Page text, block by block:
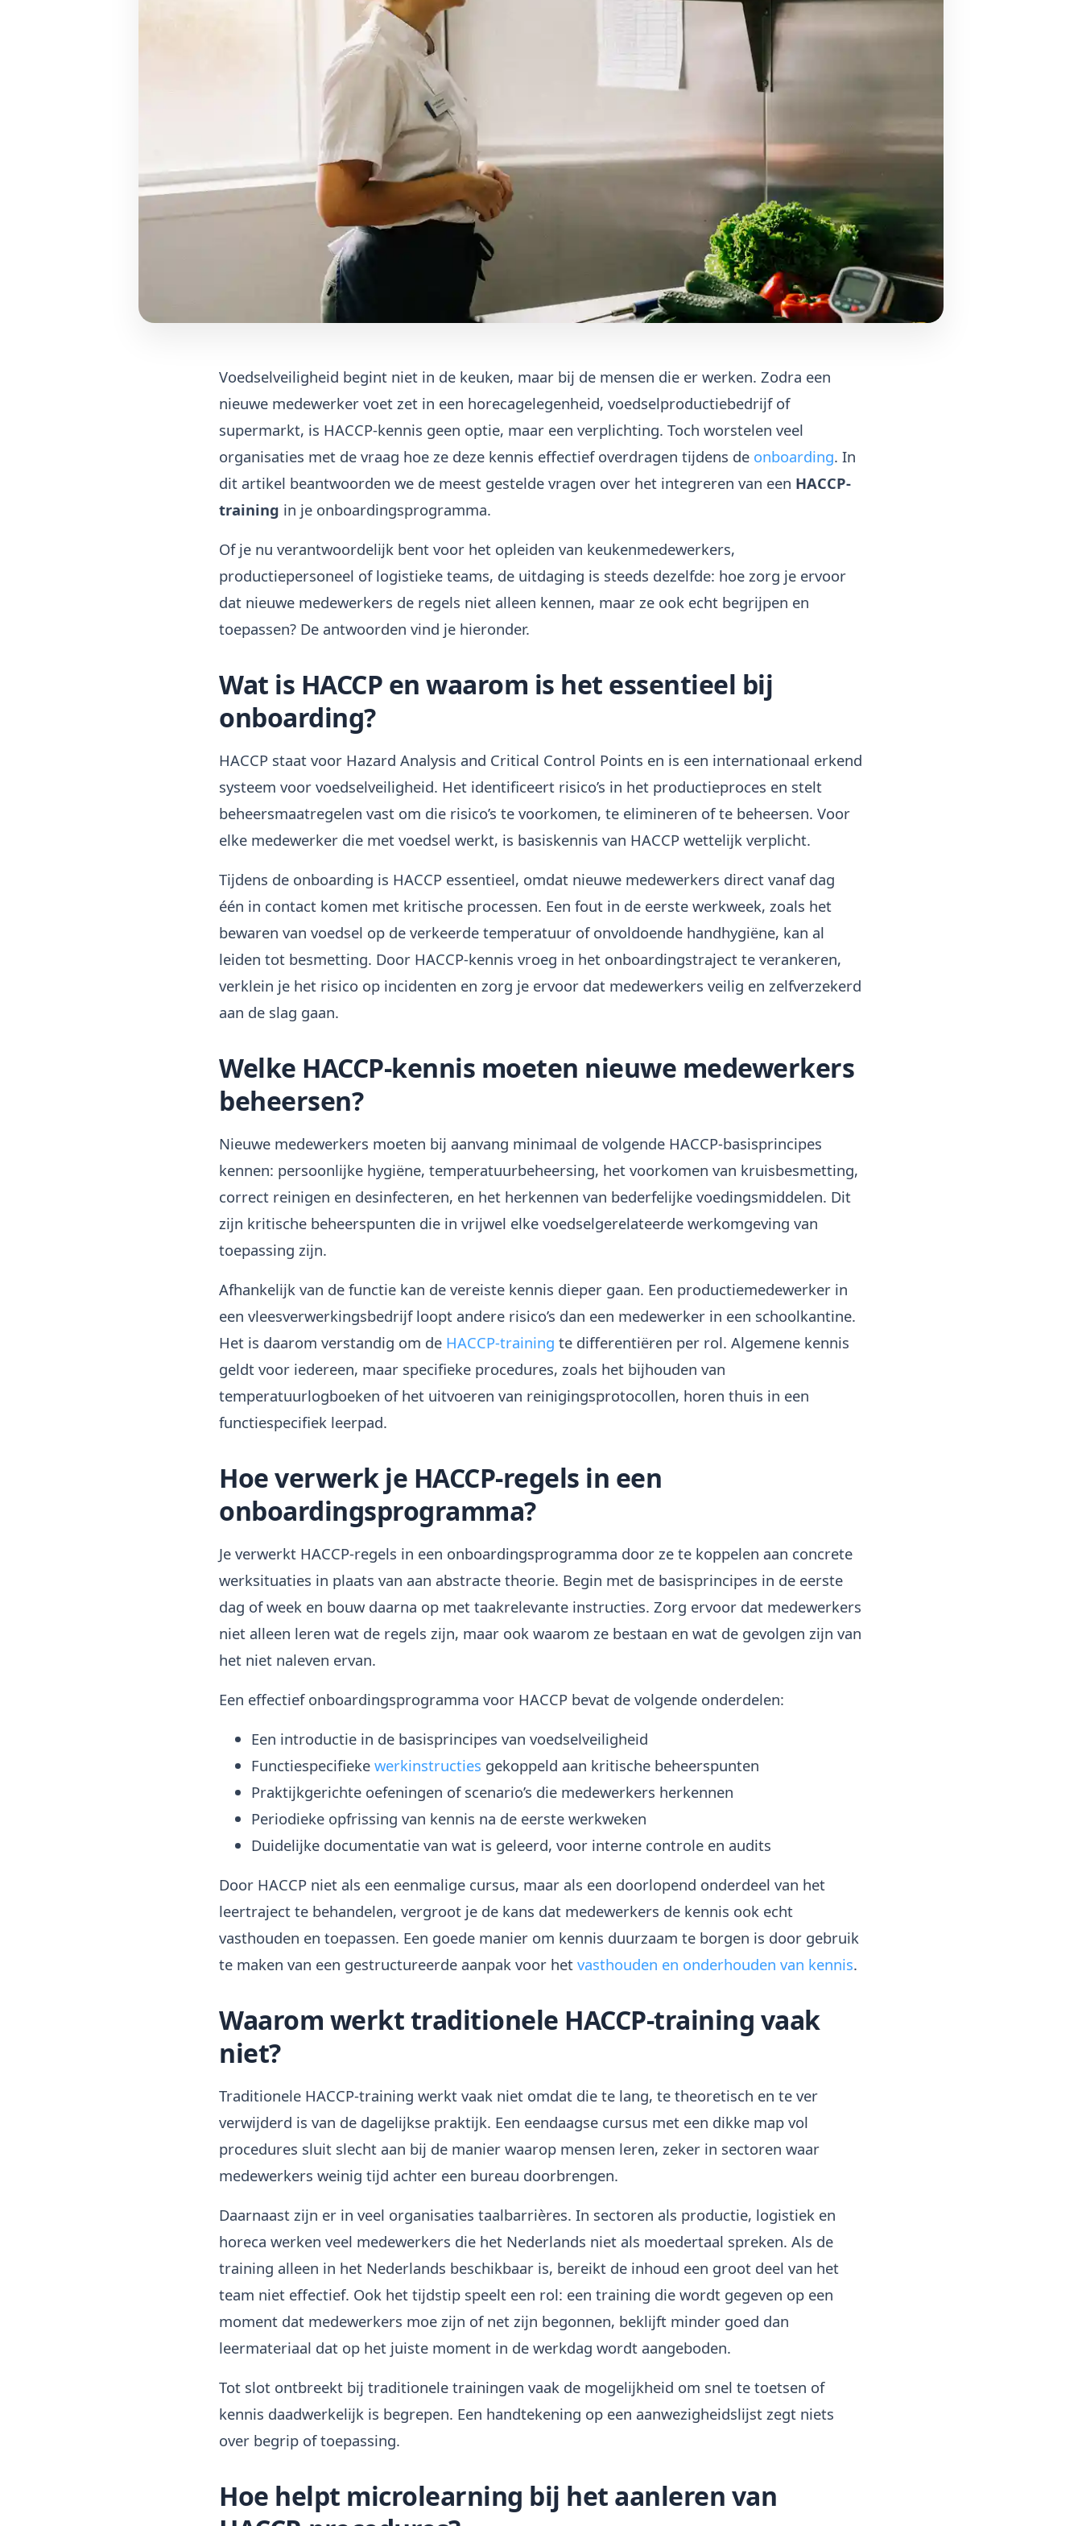
Voedselveiligheid begint niet in de keuken, maar bij de mensen die er werken. Zodra een
nieuwe medewerker voet zet in een horecagelegenheid, voedselproductiebedrijf of
supermarkt, is HACCP-kennis geen optie, maar een verplichting. Toch worstelen veel
organisaties met de vraag hoe ze deze kennis effectief overdragen tijdens de onboarding. In
dit artikel beantwoorden we de meest gestelde vragen over het integreren van een HACCP-
training in je onboardingsprogramma.
Of je nu verantwoordelijk bent voor het opleiden van keukenmedewerkers,
productiepersoneel of logistieke teams, de uitdaging is steeds dezelfde: hoe zorg je ervoor
dat nieuwe medewerkers de regels niet alleen kennen, maar ze ook echt begrijpen en
toepassen? De antwoorden vind je hieronder.
Wat is HACCP en waarom is het essentieel bij
onboarding?
HACCP staat voor Hazard Analysis and Critical Control Points en is een internationaal erkend
systeem voor voedselveiligheid. Het identificeert risico’s in het productieproces en stelt
beheersmaatregelen vast om die risico’s te voorkomen, te elimineren of te beheersen. Voor
elke medewerker die met voedsel werkt, is basiskennis van HACCP wettelijk verplicht.
Tijdens de onboarding is HACCP essentieel, omdat nieuwe medewerkers direct vanaf dag
één in contact komen met kritische processen. Een fout in de eerste werkweek, zoals het
bewaren van voedsel op de verkeerde temperatuur of onvoldoende handhygiëne, kan al
leiden tot besmetting. Door HACCP-kennis vroeg in het onboardingstraject te verankeren,
verklein je het risico op incidenten en zorg je ervoor dat medewerkers veilig en zelfverzekerd
aan de slag gaan.
Welke HACCP-kennis moeten nieuwe medewerkers
beheersen?
Nieuwe medewerkers moeten bij aanvang minimaal de volgende HACCP-basisprincipes
kennen: persoonlijke hygiëne, temperatuurbeheersing, het voorkomen van kruisbesmetting,
correct reinigen en desinfecteren, en het herkennen van bederfelijke voedingsmiddelen. Dit
zijn kritische beheerspunten die in vrijwel elke voedselgerelateerde werkomgeving van
toepassing zijn.
Afhankelijk van de functie kan de vereiste kennis dieper gaan. Een productiemedewerker in
een vleesverwerkingsbedrijf loopt andere risico’s dan een medewerker in een schoolkantine.
Het is daarom verstandig om de HACCP-training te differentiëren per rol. Algemene kennis
geldt voor iedereen, maar specifieke procedures, zoals het bijhouden van
temperatuurlogboeken of het uitvoeren van reinigingsprotocollen, horen thuis in een
functiespecifiek leerpad.
Hoe verwerk je HACCP-regels in een
onboardingsprogramma?
Je verwerkt HACCP-regels in een onboardingsprogramma door ze te koppelen aan concrete
werksituaties in plaats van aan abstracte theorie. Begin met de basisprincipes in de eerste
dag of week en bouw daarna op met taakrelevante instructies. Zorg ervoor dat medewerkers
niet alleen leren wat de regels zijn, maar ook waarom ze bestaan en wat de gevolgen zijn van
het niet naleven ervan.
Een effectief onboardingsprogramma voor HACCP bevat de volgende onderdelen:
Een introductie in de basisprincipes van voedselveiligheid
Functiespecifieke werkinstructies gekoppeld aan kritische beheerspunten
Praktijkgerichte oefeningen of scenario’s die medewerkers herkennen
Periodieke opfrissing van kennis na de eerste werkweken
Duidelijke documentatie van wat is geleerd, voor interne controle en audits
Door HACCP niet als een eenmalige cursus, maar als een doorlopend onderdeel van het
leertraject te behandelen, vergroot je de kans dat medewerkers de kennis ook echt
vasthouden en toepassen. Een goede manier om kennis duurzaam te borgen is door gebruik
te maken van een gestructureerde aanpak voor het vasthouden en onderhouden van kennis.
Waarom werkt traditionele HACCP-training vaak
niet?
Traditionele HACCP-training werkt vaak niet omdat die te lang, te theoretisch en te ver
verwijderd is van de dagelijkse praktijk. Een eendaagse cursus met een dikke map vol
procedures sluit slecht aan bij de manier waarop mensen leren, zeker in sectoren waar
medewerkers weinig tijd achter een bureau doorbrengen.
Daarnaast zijn er in veel organisaties taalbarrières. In sectoren als productie, logistiek en
horeca werken veel medewerkers die het Nederlands niet als moedertaal spreken. Als de
training alleen in het Nederlands beschikbaar is, bereikt de inhoud een groot deel van het
team niet effectief. Ook het tijdstip speelt een rol: een training die wordt gegeven op een
moment dat medewerkers moe zijn of net zijn begonnen, beklijft minder goed dan
leermateriaal dat op het juiste moment in de werkdag wordt aangeboden.
Tot slot ontbreekt bij traditionele trainingen vaak de mogelijkheid om snel te toetsen of
kennis daadwerkelijk is begrepen. Een handtekening op een aanwezigheidslijst zegt niets
over begrip of toepassing.
Hoe helpt microlearning bij het aanleren van